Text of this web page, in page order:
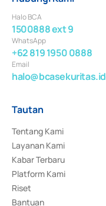
Halo BCA
1500888 ext 9
WhatsApp
+62 819 1950 0888
Email
halo@bcasekuritas.id
Tautan
Tentang Kami
Layanan Kami
Kabar Terbaru
Platform Kami
Riset
Bantuan